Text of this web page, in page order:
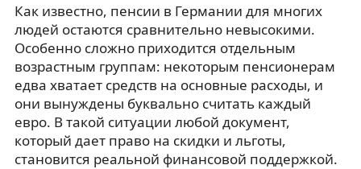
Как известно, пенсии в Германии для многих
людей остаются сравнительно невысокими.
Особенно сложно приходится отдельным
возрастным группам: некоторым пенсионерам
едва хватает средств на основные расходы, и
они вынуждены буквально считать каждый
евро. В такой ситуации любой документ,
который дает право на скидки и льготы,
становится реальной финансовой поддержкой.